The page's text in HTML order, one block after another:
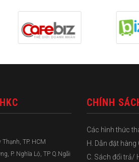
TP. HCM
P. Nghĩa Lộ, TP Q.Ngãi
CHÍNH
Các hình thức
H. Dẫn đặt hàng
C. Sách đổi trả/